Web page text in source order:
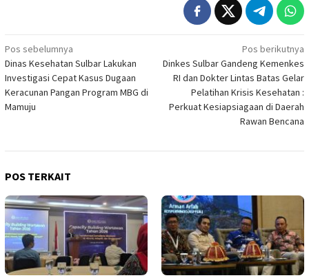
Navigasi
pos
Pos sebelumnya
Dinas Kesehatan Sulbar Lakukan
Investigasi Cepat Kasus Dugaan
Keracunan Pangan Program MBG di
Mamuju
Pos berikutnya
Dinkes Sulbar Gandeng Kemenkes
RI dan Dokter Lintas Batas Gelar
Pelatihan Krisis Kesehatan :
Perkuat Kesiapsiagaan di Daerah
Rawan Bencana
POS TERKAIT